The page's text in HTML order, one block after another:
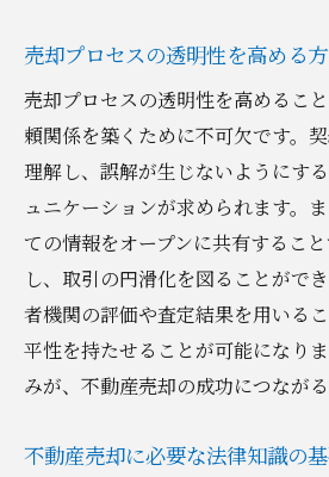
税務申告の手続きと注意
節税対策としての不動産
税務の専門家によるアド
税務視点での売却価格設
売却前に知っておきたい
不動産売却の安心ステップ
成功した不動産売却事例
売却プロセスの成功を支
売却後の安心感を得るた
予期せぬトラブルを避け
売却プロセスの透明性を高める
売却プロセスの透明性を高めるこ
頼関係を築くために不可欠です。
理解し、誤解が生じないようにす
ュニケーションが求められます。
ての情報をオープンに共有するこ
し、取引の円滑化を図ることがで
者機関の評価や査定結果を用いる
平性を持たせることが可能になり
みが、不動産売却の成功につながる
不動産売却に必要な法律知識の